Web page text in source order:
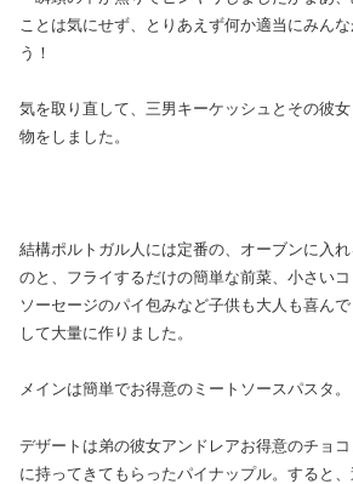
ことは気にせず、とりあえず何か適当にみん
う！
気を取り直して、三男キーケッシュとその彼
物をしました。
結構ポルトガル人には定番の、オーブンに入
のと、フライするだけの簡単な前菜、小さいコ
ソーセージのパイ包みなど子供も大人も喜ん
して大量に作りました。
メインは簡単でお得意のミートソースパスタ。
デザートは弟の彼女アンドレアお得意のチョ
に持ってきてもらったパイナップル。すると